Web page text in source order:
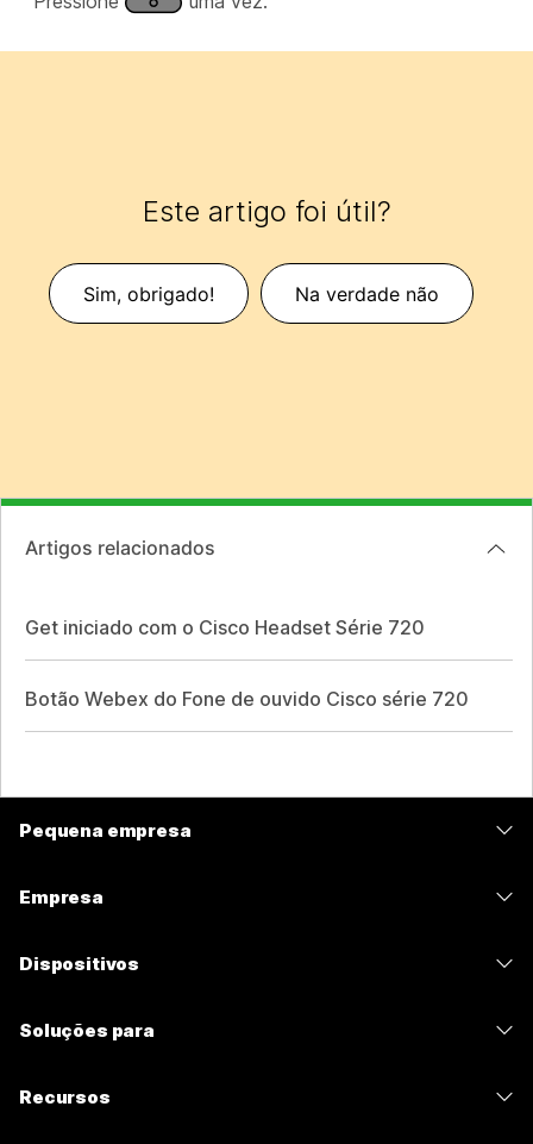
Este artigo foi útil?
Sim, obrigado! Na verdade não
Artigos relacionados
Get iniciado com o Cisco Headset Série 720
Botão Webex do Fone de ouvido Cisco série 720
Pequena empresa
Empresa
Dispositivos
Soluções para
Recursos